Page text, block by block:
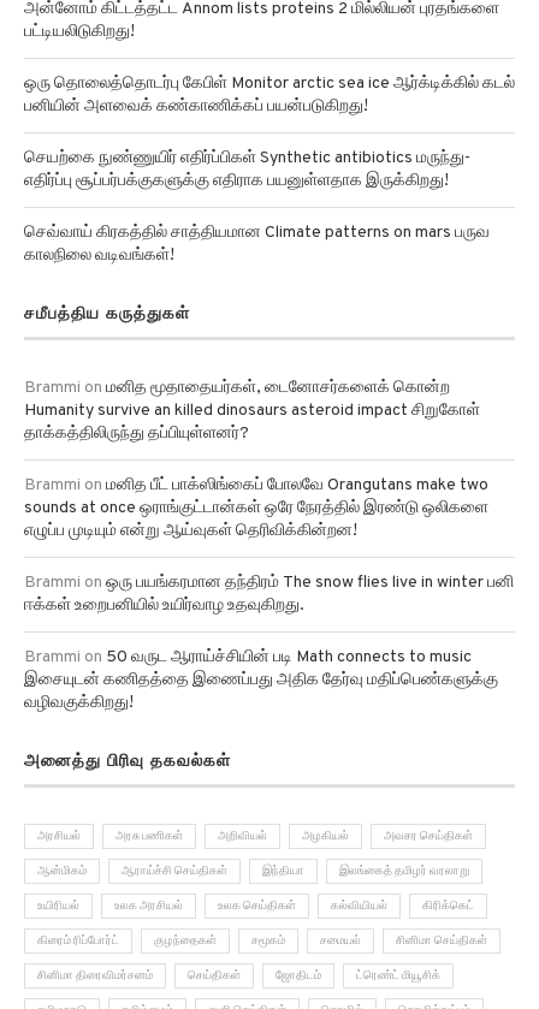
பட்டியலிடுகிறது!
ஒரு தொலைத்தொடர்பு கேபிள் Monitor arctic sea ice ஆர்க்டிக்கில் கடல்
பனியின் அளவைக் கண்காணிக்கப் பயன்படுகிறது!
செயற்கை நுண்ணுயிர் எதிர்ப்பிகள் Synthetic antibiotics மருந்து-
எதிர்ப்பு சூப்பர்பக்குகளுக்கு எதிராக பயனுள்ளதாக இருக்கிறது!
செவ்வாய் கிரகத்தில் சாத்தியமான Climate patterns on mars பருவ
காலநிலை வடிவங்கள்!
Humanity survive an killed dinosaurs asteroid impact சிறுகோள்
தாக்கத்திலிருந்து தப்பியுள்ளனர்?
Brammionமனித பீட் பாக்ஸிங்கைப் போலவே Orangutans make two
sounds at once ஒராங்குட்டான்கள் ஒரே நேரத்தில் இரண்டு ஒலிகளை
எழுப்ப முடியும் என்று ஆய்வுகள் தெரிவிக்கின்றன!
Brammionஒரு பயங்கரமான தந்திரம் The snow flies live in winter பனி
ஈக்கள் உறைபனியில் உயிர்வாழ உதவுகிறது.
Brammion50 வருட ஆராய்ச்சியின் படி Math connects to music
இசையுடன் கணிதத்தை இணைப்பது அதிக தேர்வு மதிப்பெண்களுக்கு
வழிவகுக்கிறது!
ஆன்மிகம் ஆராய்ச்சி செய்திகள் இந்தியா இலங்கைத் தமிழர் வரலாறு
உயிரியல் உலக அரசியல் உலக செய்திகள் கல்வியியல் கிரிக்கெட்
கிரைம் ரிப்போர்ட் குழந்தைகள் சமூகம் சமையல் சினிமா செய்திகள்
சினிமா திரைவிமர்சனம் செய்திகள் ஜோதிடம் ட்ரெண்ட் மியூசிக்
தமிழநாடு தமிழ் ஈழம் துளி செய்திகள் தொழில் தொழில்நுட்பம்